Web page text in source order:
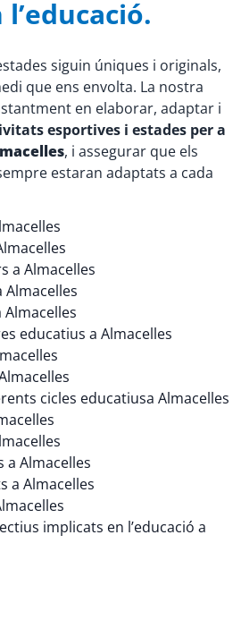
siguin úniques i originals,
que ens envolta. La nostra
en elaborar, adaptar i
esportives i estades per a
, i assegurar que els
estaran adaptats a cada
a Almacelles
Almacelles
Almacelles
educatius a Almacelles
cicles educatiusa Almacelles
a Almacelles
a Almacelles
implicats en l’educació a